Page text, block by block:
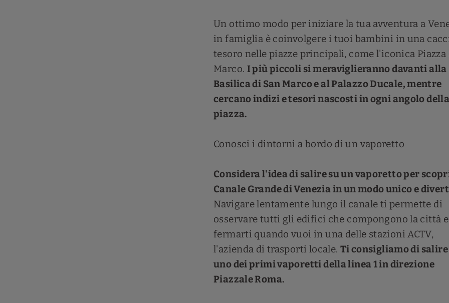
Un ottimo modo per iniziare la tua avventura a
in famiglia è coinvolgere i tuoi bambini in una
tesoro nelle piazze principali, come l'iconica Piazza
Marco. I più piccoli si meraviglieranno davanti alla
Basilica di San Marco e al Palazzo Ducale, mentre
cercano indizi e tesori nascosti in ogni angolo della
piazza.
Conosci i dintorni a bordo di un vaporetto
Considera l'idea di salire su un vaporetto per
Canale Grande di Venezia in un modo unico e
Navigare lentamente lungo il canale ti permette di
osservare tutti gli edifici che compongono la città e
fermarti quando vuoi in una delle stazioni ACTV,
l'azienda di trasporti locale. Ti consigliamo di salire
uno dei primi vaporetti della linea 1 in direzione
Piazzale Roma.